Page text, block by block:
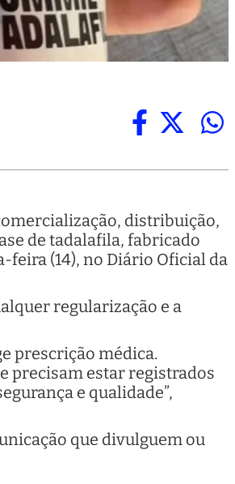
distribuição,
de tadalafila, fabricado
feira (14), no Diário Oficial da
regularização e a
prescrição médica.
precisam estar registrados
e qualidade”,
que divulguem ou